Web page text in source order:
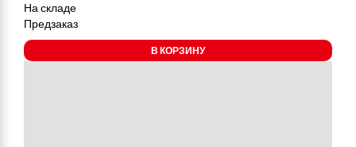
На складе
Предзаказ
В КОРЗИНУ